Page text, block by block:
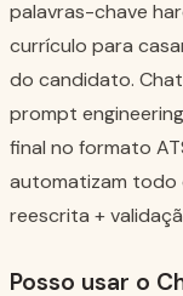
palavras-chave
currículo para
do candidato.
prompt
final no formato
automatizam todo
reescrita +
Posso usar o